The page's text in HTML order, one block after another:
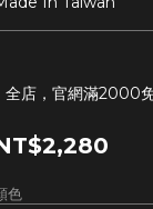
全店，官網滿2000
色